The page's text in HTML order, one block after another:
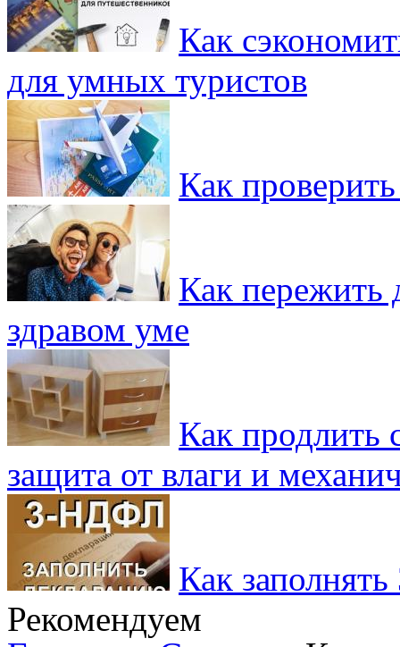
Как
для умных туристов
Как
Как пережить
здравом уме
Как
защита от влаги и
Как
Рекомендуем